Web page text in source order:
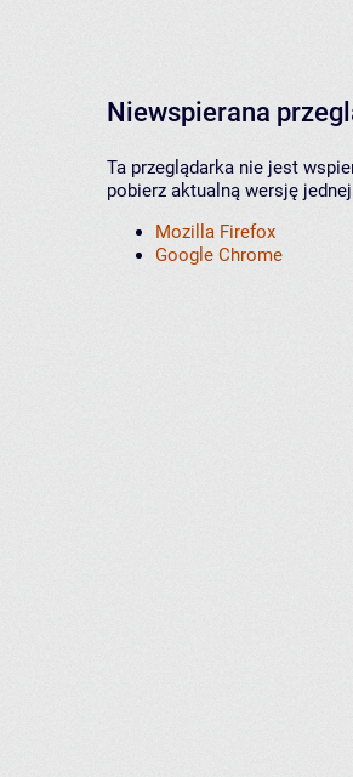
Niewspierana
Ta przeglądarka nie jest
pobierz aktualną wersję
Mozilla Firefox
Google Chrome